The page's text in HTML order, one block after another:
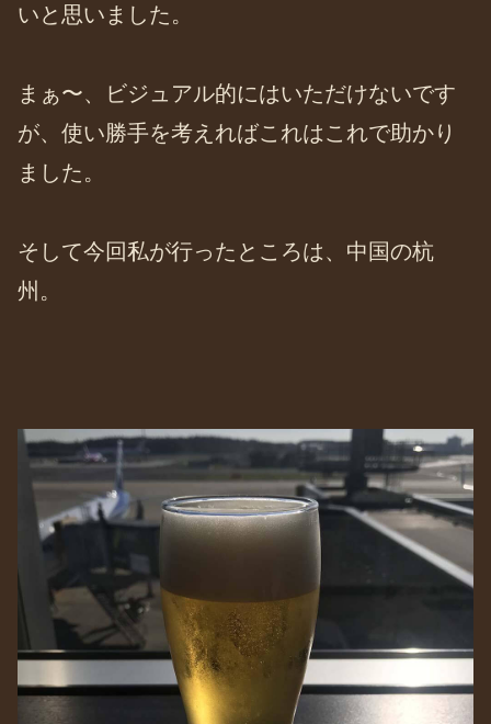
いと思いました。
まぁ〜、ビジュアル的にはいただけないです
が、使い勝手を考えればこれはこれで助かり
ました。
そして今回私が行ったところは、中国の杭
州。